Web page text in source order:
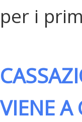
per i
VIENE A